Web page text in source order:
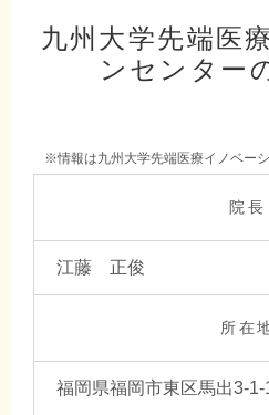
九州大学先端医
ンセンター
※情報は九州大学先端医療イノベー
院長
江藤 正俊
所在
福岡県福岡市東区馬出3-1-